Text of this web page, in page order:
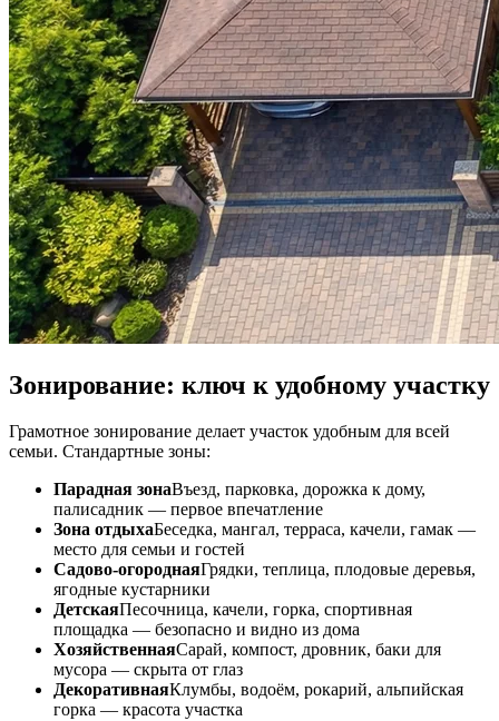
Зонирование: ключ к удобному участку
Грамотное зонирование делает участок удобным для всей
семьи. Стандартные зоны:
Парадная зонаВъезд, парковка, дорожка к дому,
палисадник — первое впечатление
Зона отдыхаБеседка, мангал, терраса, качели, гамак —
место для семьи и гостей
Садово-огороднаяГрядки, теплица, плодовые деревья,
ягодные кустарники
ДетскаяПесочница, качели, горка, спортивная
площадка — безопасно и видно из дома
ХозяйственнаяСарай, компост, дровник, баки для
мусора — скрыта от глаз
ДекоративнаяКлумбы, водоём, рокарий, альпийская
горка — красота участка